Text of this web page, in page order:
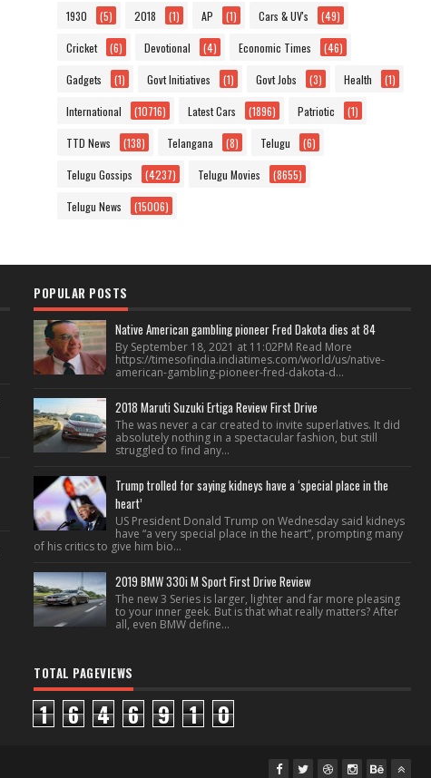
1930 (5) 2018 (1) AP (1) Cars & UV's (49)
Cricket (6) Devotional (4) Economic Times (46)
Gadgets (1) Govt Initiatives (1) Govt Jobs (3) Health (1)
International (10716) Latest Cars (1896) Patriotic (1)
TTD News (138) Telangana (8) Telugu (6)
Telugu Gossips (4237) Telugu Movies (8655)
Telugu News (15006)
POPULAR POSTS
Native American gambling pioneer Fred Dakota dies at 84
By September 18, 2021 at 11:02PM Read More
https://timesofindia.indiatimes.com/world/us/native-
american-gambling-pioneer-fred-dakota-d...
2018 Maruti Suzuki Ertiga Review First Drive
The was never a car created to invite superlatives. It did
absolutely nothing in a spectacular fashion, but still
struggled to find any...
Trump trolled for saying kidneys have a ‘special place in the
heart’
US President Donald Trump on Wednesday said kidneys
have “a very special place in the heart”, prompting many
of his critics to give him bio...
2019 BMW 330i M Sport First Drive Review
The new 3 Series is larger, lighter and far more pleasing
to your inner geek. But is that what really matters? After
all, even BMW define...
TOTAL PAGEVIEWS
1 6 4 6 9 1 0